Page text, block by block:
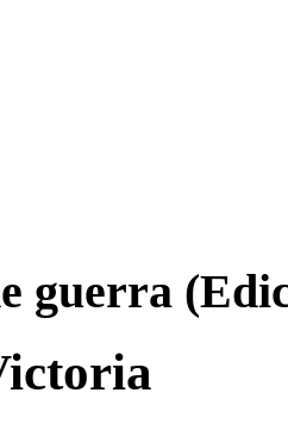
guerra